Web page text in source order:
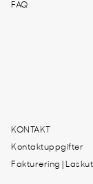
FAQ
KONTAKT
Kontaktuppgifter
Fakturering |